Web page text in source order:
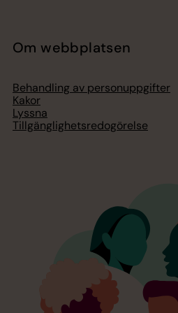
Om webbplatsen
Behandling av personuppgifter
Kakor
Lyssna
Tillgänglighetsredogörelse